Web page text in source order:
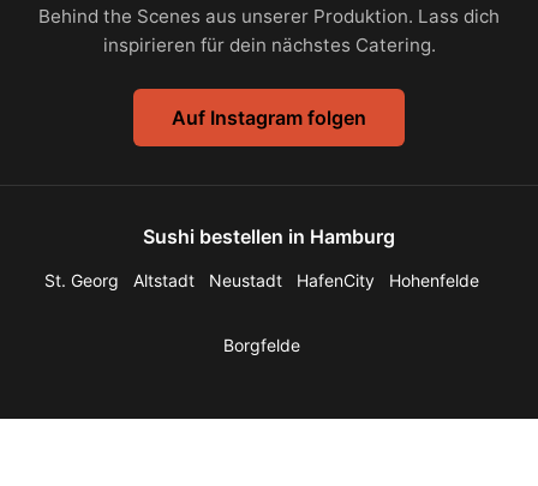
Behind the Scenes aus unserer Produktion. Lass dich
inspirieren für dein nächstes Catering.
Auf Instagram folgen
Sushi bestellen in Hamburg
St. Georg Altstadt Neustadt HafenCity Hohenfelde
Borgfelde